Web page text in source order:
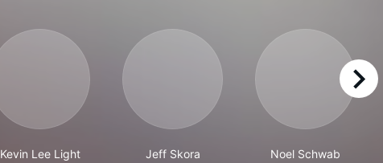
Kevin Lee Light
Jeff Skora
Noel Schwab
right